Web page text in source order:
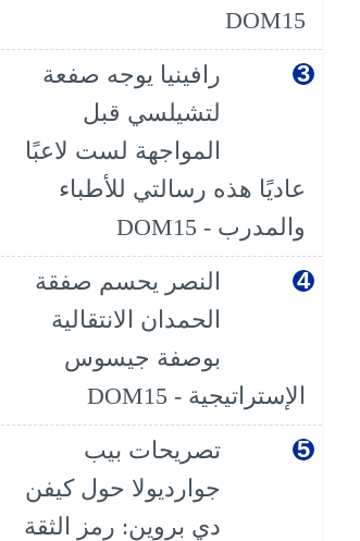
DOM15
رافينيا يوجه صفعة
لتشيلسي قبل
المواجهة لست لاعبًا
عاديًا هذه رسالتي للأطباء
والمدرب - DOM15
النصر يحسم صفقة
الحمدان الانتقالية
بوصفة جيسوس
الإستراتيجية - DOM15
تصريحات بيب
جوارديولا حول كيفن
دي بروين: رمز الثقة